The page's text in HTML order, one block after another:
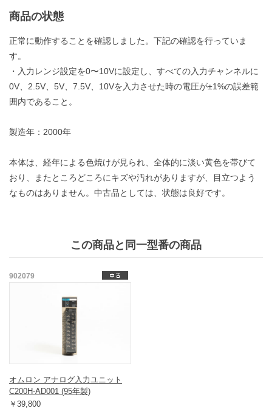
商品の状態
正常に動作することを確認しました。下記の確認を行っていま
す。
・入力レンジ設定を0〜10Vに設定し、すべての入力チャンネルに
0V、2.5V、5V、7.5V、10Vを入力させた時の電圧が±1%の誤差範
囲内であること。
製造年：2000年
本体は、経年による色焼けが見られ、全体的に淡い黄色を帯びて
おり、またところどころにキズや汚れがありますが、目立つよう
なものはありません。中古品としては、状態は良好です。
この商品と同一型番の商品
902079
オムロン アナログ入力ユニット
C200H-AD001 (95年製)
￥39,800